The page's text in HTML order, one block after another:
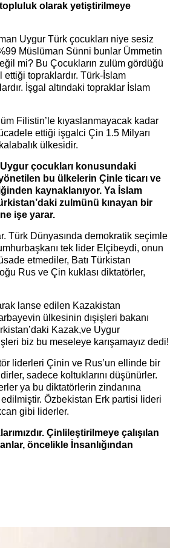
olarak yetiştirilmeye
Uygur Türk çocukları niye sesiz
Müslüman Sünni bunlar Ümmetin
mi? Bu Çocukların zulüm gördüğü
ettiği topraklardır. Türk-İslam
İşgal altındaki topraklar İslam
Filistin’le kıyaslanmayacak kadar
ettiği işgalci Çin 1.5 Milyarı
ülkesidir.
Uygur çocukları konusundaki
bu ülkelerin Çinle ticarı ve
kaynaklanıyor. Ya İslam
zulmünü kınayan bir
ne işe yarar.
Türk Dünyasında demokratik seçimle
tek lider Elçibeydi, onun
etmediler, Batı Türkistan
Rus ve Çin kuklası diktatörler,
lanse edilen Kazakistan
ülkesinin dışişleri bakanı
Kazak,ve Uygur
biz bu meseleye karışamayız dedi!
liderleri Çinin ve Rus’un ellinde bir
sadece koltuklarını düşünürler.
ya bu diktatörlerin zindanına
Özbekistan Erk partisi lideri
gibi liderler.
Çinlileştirilmeye çalışılan
öncelikle İnsanlığından